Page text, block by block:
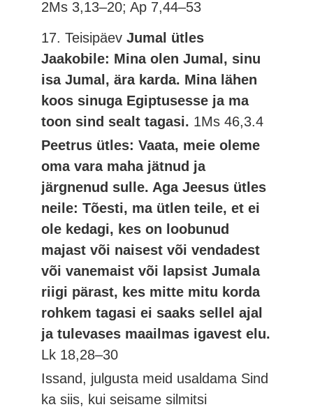
2Ms 3,13–20; Ap 7,44–53
17. TeisipäevJumal ütles
Jaakobile: Mina olen Jumal, sinu
isa Jumal, ära karda. Mina lähen
koos sinuga Egiptusesse ja ma
toon sind sealt tagasi. 1Ms 46,3.4
Peetrus ütles: Vaata, meie oleme
oma vara maha jätnud ja
järgnenud sulle. Aga Jeesus ütles
neile: Tõesti, ma ütlen teile, et ei
ole kedagi, kes on loobunud
majast või naisest või vendadest
või vanemaist või lapsist Jumala
riigi pärast, kes mitte mitu korda
rohkem tagasi ei saaks sellel ajal
ja tulevases maailmas igavest elu.
Lk 18,28–30
Issand, julgusta meid usaldama Sind
ka siis, kui seisame silmitsi